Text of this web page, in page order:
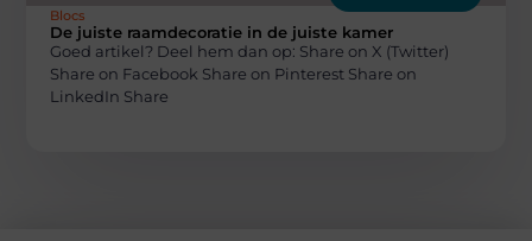
Blocs
De juiste raamdecoratie in de juiste kamer
Goed artikel? Deel hem dan op: Share on X (Twitter)
Share on Facebook Share on Pinterest Share on
LinkedIn Share